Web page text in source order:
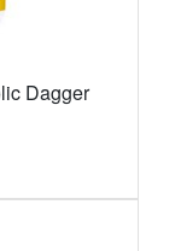
Dagger